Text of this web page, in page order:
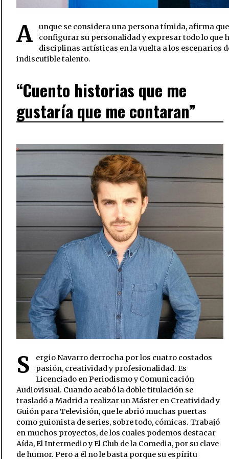
A
unque se considera una persona tímida, afirma
configurar su personalidad y expresar todo lo que
disciplinas artísticas en la vuelta a los escenarios
indiscutible talento.
“Cuento historias que me
gustaría que me contaran”
S
ergio Navarro derrocha por los cuatro costados
pasión, creatividad y profesionalidad. Es
Licenciado en Periodismo y Comunicación
Audiovisual. Cuando acabó la doble titulación se
trasladó a Madrid a realizar un Máster en Creatividad y
Guión para Televisión, que le abrió muchas puertas
como guionista de series, sobre todo, cómicas. Trabajó
en muchos proyectos, de los cuales podemos destacar
Aída, El Intermedio y El Club de la Comedia, por su clave
de humor. Pero a él no le basta porque su espíritu